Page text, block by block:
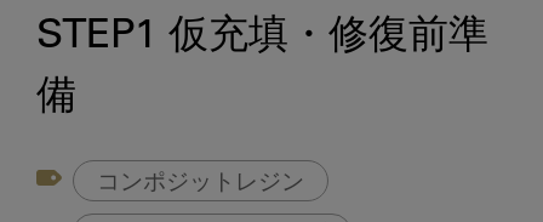
STEP1 仮充填・修復前準
備
コンポジットレジン